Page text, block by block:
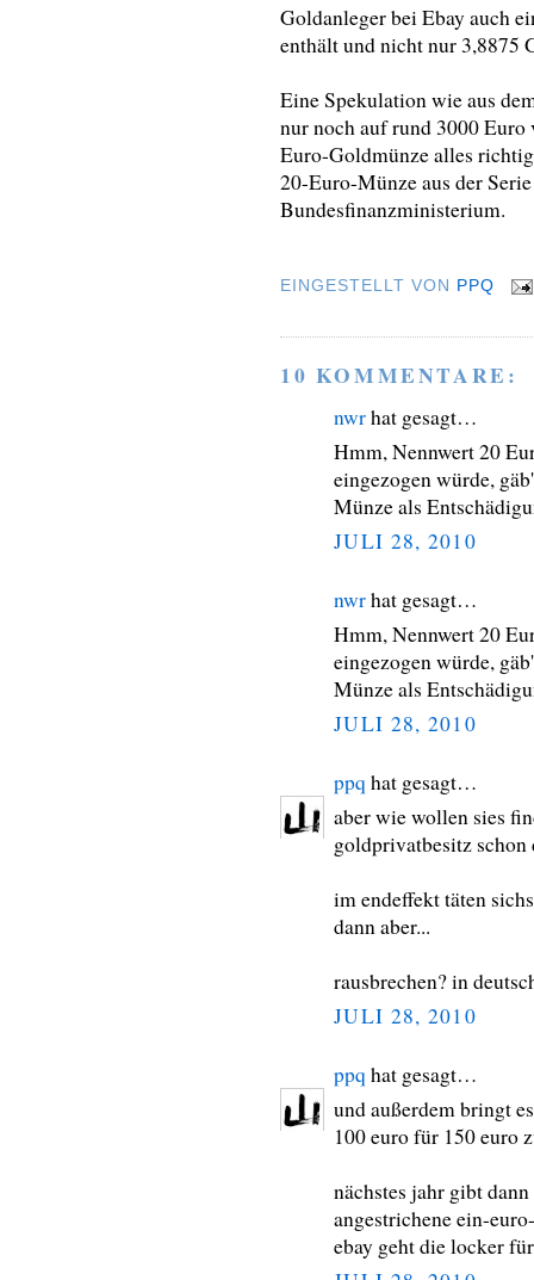
Goldanleger bei Ebay auch
enthält und nicht nur 3,8875
Eine Spekulation wie aus
nur noch auf rund 3000 Euro
Euro-Goldmünze alles
20-Euro-Münze aus der
Bundesfinanzministerium.
EINGESTELLT VON PPQ
10 KOMMENTARE:
nwrhat gesagt…
Hmm, Nennwert 20
eingezogen würde,
Münze als
JULI 28, 2010
nwrhat gesagt…
Hmm, Nennwert 20
eingezogen würde,
Münze als
JULI 28, 2010
ppq hat gesagt…
aber wie wollen sies
goldprivatbesitz schon
im endeffekt täten
dann aber...
rausbrechen? in
JULI 28, 2010
ppq hat gesagt…
und außerdem bringt
100 euro für 150 euro
nächstes jahr gibt
angestrichene ein-
ebay geht die locker